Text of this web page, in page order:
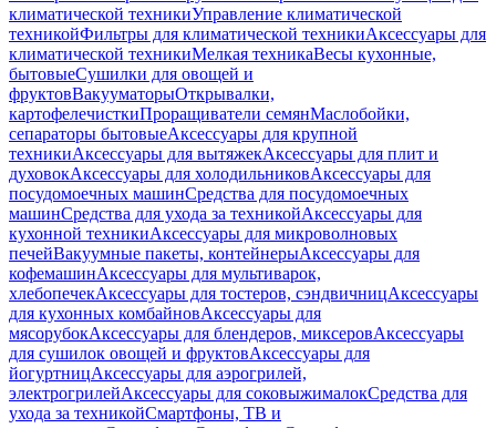
климатической техникиУправление климатической
техникойФильтры для климатической техникиАксессуары для
климатической техникиМелкая техникаВесы кухонные,
бытовыеСушилки для овощей и
фруктовВакууматорыОткрывалки,
картофелечисткиПроращиватели семянМаслобойки,
сепараторы бытовыеАксессуары для крупной
техникиАксессуары для вытяжекАксессуары для плит и
духовокАксессуары для холодильниковАксессуары для
посудомоечных машинСредства для посудомоечных
машинСредства для ухода за техникойАксессуары для
кухонной техникиАксессуары для микроволновых
печейВакуумные пакеты, контейнерыАксессуары для
кофемашинАксессуары для мультиварок,
хлебопечекАксессуары для тостеров, сэндвичницАксессуары
для кухонных комбайновАксессуары для
мясорубокАксессуары для блендеров, миксеровАксессуары
для сушилок овощей и фруктовАксессуары для
йогуртницАксессуары для аэрогрилей,
электрогрилейАксессуары для соковыжималокСредства для
ухода за техникойСмартфоны, ТВ и